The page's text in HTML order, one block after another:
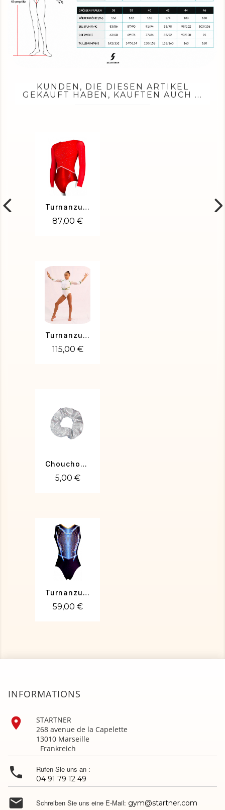
KUNDEN, DIE DIESEN ARTIKEL
GEKAUFT HABEN, KAUFTEN AUCH ...
Turnanzug Tulipe-02
87,00 €
Turnanzug Venise-01
115,00 €
Chouchou poudré argent
5,00 €
Turnanzug Teylissa Blau mit Strass
59,00 €
INFORMATIONS

STARTNER
268 avenue de la Capelette
13010 Marseille
Frankreich
 Rufen Sie uns an :
04 91 79 12 49
 Schreiben Sie uns eine E-Mail: gym@startner.com